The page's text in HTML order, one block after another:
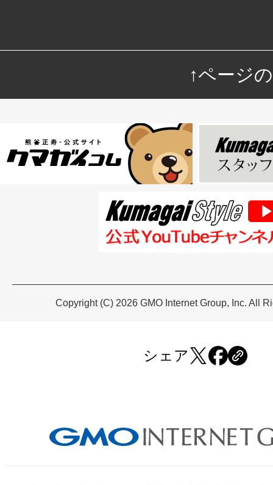
↑ページ
Copyright (C) 2026 GMO Internet Group, Inc. All
シェア